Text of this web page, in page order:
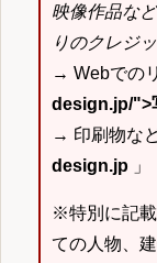
映像作品な
りのクレジ
→ Webでの
design.jp/">
→ 印刷物な
design.jp 」
※特別に記
ての人物、